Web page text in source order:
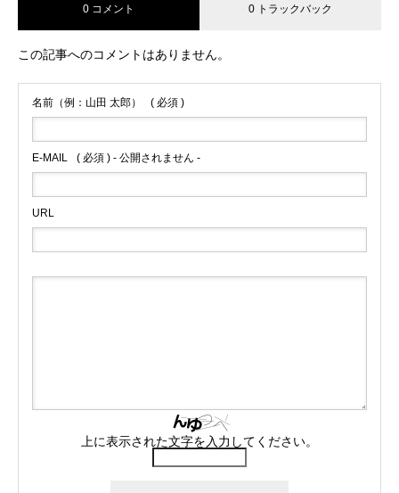
0 コメント 0 トラックバック
この記事へのコメントはありません。
名前（例：山田 太郎） ( 必須 )
E-MAIL ( 必須 ) - 公開されません -
URL
上に表示された文字を入力してください。